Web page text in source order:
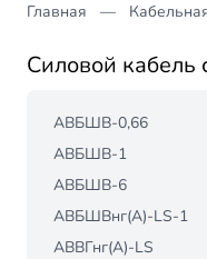
Главная
Силовой
АВБШВ-0,66
АВБШВ-1
АВБШВ-6
АВБШВнг(А)-LS-1
АВВГнг(А)-LS